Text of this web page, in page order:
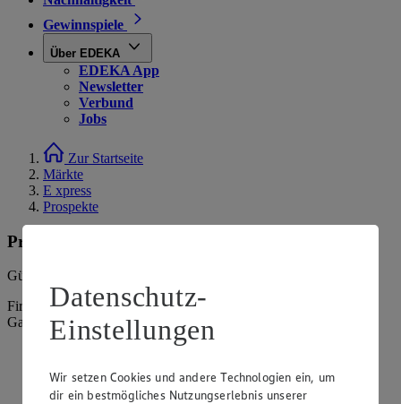
Gewinnspiele
Über EDEKA
EDEKA App
Newsletter
Verbund
Jobs
Zur Startseite
Märkte
E xpress
Prospekte
Prospekte
Gültig vom
Firma: NK Südfilialen GmbH, Ingolstädter Straße 120, 85080
Gaimersheim
ansehen
Datenschutz-
Einstellungen
Wir setzen Cookies und andere Technologien ein, um
dir ein bestmögliches Nutzungserlebnis unserer